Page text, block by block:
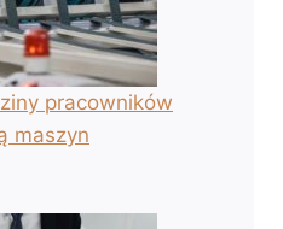
pracowników
maszyn